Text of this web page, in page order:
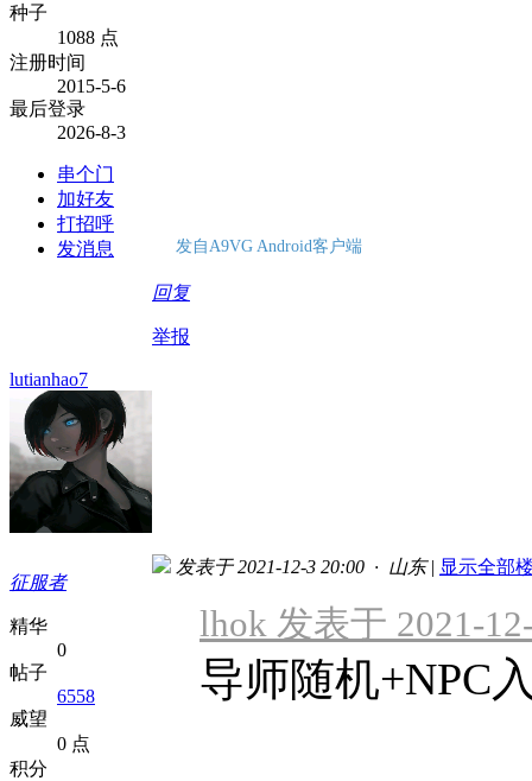
种子
1088 点
注册时间
2015-5-6
最后登录
2026-8-3
串个门
加好友
打招呼
发消息
发自A9VG Android客户端
回复
举报
lutianhao7
征服者
精华
0
帖子
6558
威望
0 点
积分
发表于 2021-12-3 20:00 · 山东 | 显示全部
lhok 发表于 2021-
导师随机+NPC